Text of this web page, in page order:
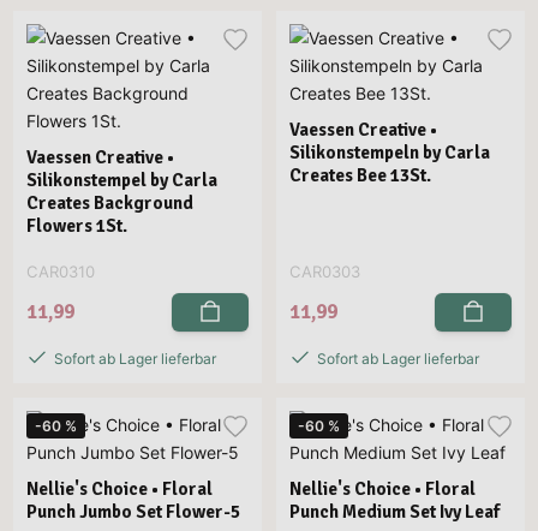
Vaessen Creative •
Silikonstempel by Carla
Creates Background
Flowers 1St.
CAR0310
11,99
Sofort ab Lager lieferbar
Vaessen Creative •
Silikonstempeln by Carla
Creates Bee 13St.
CAR0303
11,99
Sofort ab Lager lieferbar
-60 %
Nellie's Choice • Floral
Punch Jumbo Set Flower-5
-60 %
Nellie's Choice • Floral
Punch Medium Set Ivy Leaf